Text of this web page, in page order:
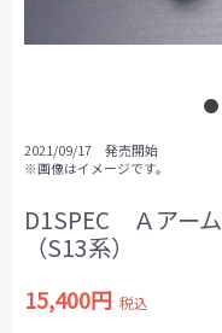
2021/09/17 発売開始
※画像はイメージです。
D1SPEC Ａアー
（S13系）
15,400円 税込